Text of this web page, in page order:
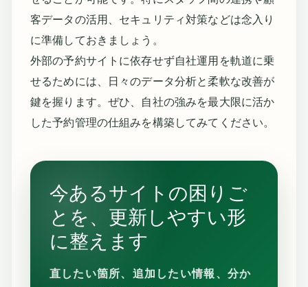
客データの活用、セキュリティ対策などは念入り
に準備しておきましょう。
外部の予約サイトに依存せず自社運用を軌道に乗
せるためには、日々のデータ分析と柔軟な改善が
鍵を握ります。ぜひ、自社の強みを最大限に活か
した予約管理の仕組みを構築してみてください。
今あるサイトの困りご
とを、更新しやすい形
に整えます
直したい箇所、追加したい情報、分か